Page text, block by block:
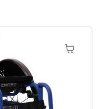
Přidat Do